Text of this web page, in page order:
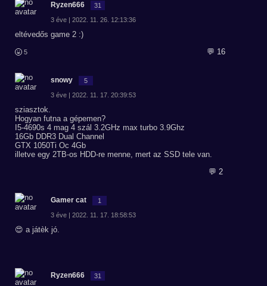
Ryzen666 31
3 éve | 2022. 11. 26. 12:13:36
eltévedős game 2 :)
5 💬 16
snowy 5
3 éve | 2022. 11. 17. 20:39:53
sziasztok.
Hogyan futna a gépemen?
I5-4690s 4 mag 4 szál 3.2GHz max turbo 3.9Ghz
16Gb DDR3 Dual Channel
GTX 1050Ti Oc 4Gb
illetve egy 2TB-os HDD-re menne, mert az SSD tele van.
💬 2
Gamer cat 1
3 éve | 2022. 11. 17. 18:58:53
😍 a játèk jó.
Ryzen666 31